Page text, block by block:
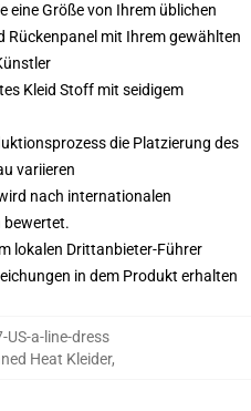
eine Größe von Ihrem üblichen
Rückenpanel mit Ihrem gewählten
Kleid Stoff mit seidigem
die Platzierung des
variieren
nach internationalen
bewertet.
lokalen Drittanbieter-Führer
in dem Produkt erhalten
US-a-line-dress
Heat Kleider,